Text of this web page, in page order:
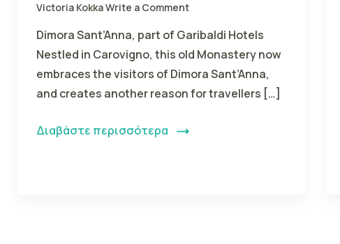
Victoria KokkaWrite a Comment
Dimora Sant’Anna, part of Garibaldi Hotels
Nestled in Carovigno, this old Monastery now
embraces the visitors of Dimora Sant’Anna,
and creates another reason for travellers […]
Διαβάστε περισσότερα